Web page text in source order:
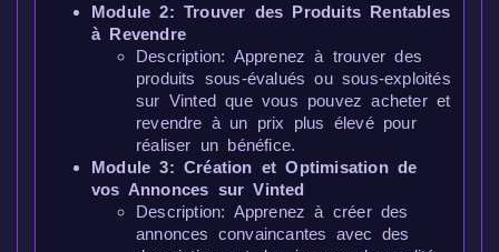
Module 2: Trouver des Produits Rentables
à Revendre
Description: Apprenez à trouver des
produits sous-évalués ou sous-exploités
sur Vinted que vous pouvez acheter et
revendre à un prix plus élevé pour
réaliser un bénéfice.
Module 3: Création et Optimisation de
vos Annonces sur Vinted
Description: Apprenez à créer des
annonces convaincantes avec des